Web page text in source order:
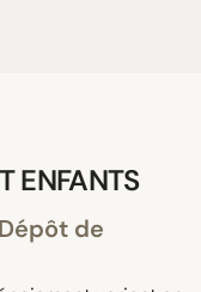
ENFANTS
de